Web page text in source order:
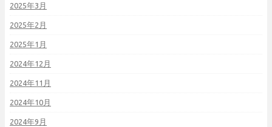
2025年3月
2025年2月
2025年1月
2024年12月
2024年11月
2024年10月
2024年9月